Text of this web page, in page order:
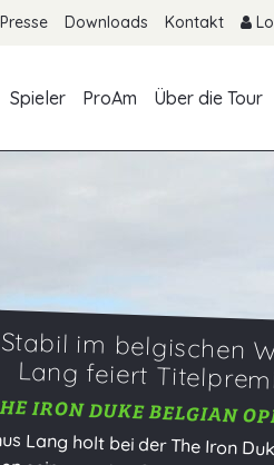
Presse Downloads Kontakt
Spieler ProAm Über die Tour
Stabil im belgischen
Lang feiert
IRON DUKE BELGIAN
Lang holt bei der The Iron
seinen ersten Sieg auf der